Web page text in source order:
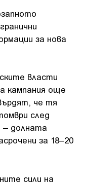
за нова
власти
кампания още
че тя
след
– долната
за 18–20
сили на